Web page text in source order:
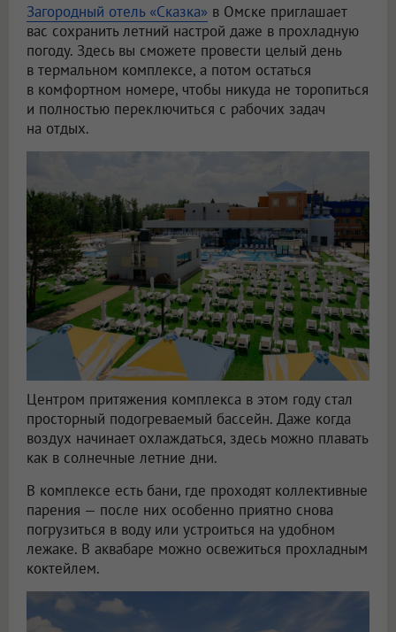
Загородный отель «Сказка» в Омске приглашает
вас сохранить летний настрой даже в прохладную
погоду. Здесь вы сможете провести целый день
в термальном комплексе, а потом остаться
в комфортном номере, чтобы никуда не торопиться
и полностью переключиться с рабочих задач
на отдых.
Центром притяжения комплекса в этом году стал
просторный подогреваемый бассейн. Даже когда
воздух начинает охлаждаться, здесь можно плавать
как в солнечные летние дни.
В комплексе есть бани, где проходят коллективные
парения — после них особенно приятно снова
погрузиться в воду или устроиться на удобном
лежаке. В аквабаре можно освежиться прохладным
коктейлем.